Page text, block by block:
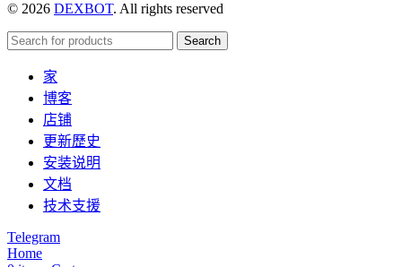
品
有
变
体。
可
在
产
品
© 2026 DEXBOT. All rights reserved
Search
家
博客
店铺
更新歷史
安装说明
文档
技术支援
Telegram
Home